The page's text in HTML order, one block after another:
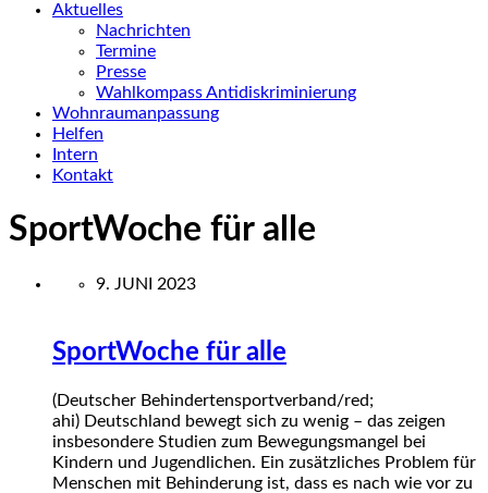
Aktuelles
Nachrichten
Termine
Presse
Wahlkompass Antidiskriminierung
Wohnraumanpassung
Helfen
Intern
Kontakt
SportWoche für alle
9. JUNI 2023
SportWoche für alle
(Deutscher Behindertensportverband/red;
ahi) Deutschland bewegt sich zu wenig – das zeigen
insbesondere Studien zum Bewegungsmangel bei
Kindern und Jugendlichen. Ein zusätzliches Problem für
Menschen mit Behinderung ist, dass es nach wie vor zu